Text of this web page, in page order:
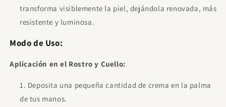
transforma visiblemente la piel, dejándola renovada, más
resistente y luminosa.
Modo de Uso:
Aplicación en el Rostro y Cuello:
Deposita una pequeña cantidad de crema en la palma
de tus manos.